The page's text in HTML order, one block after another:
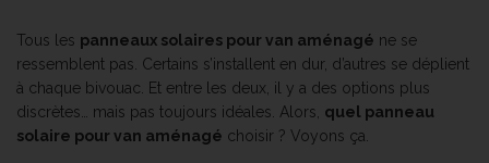
Tous les panneaux solaires pour van aménagé ne se
ressemblent pas. Certains s’installent en dur, d’autres se déplient
à chaque bivouac. Et entre les deux, il y a des options plus
discrètes… mais pas toujours idéales. Alors, quel panneau
solaire pour van aménagé choisir ? Voyons ça.